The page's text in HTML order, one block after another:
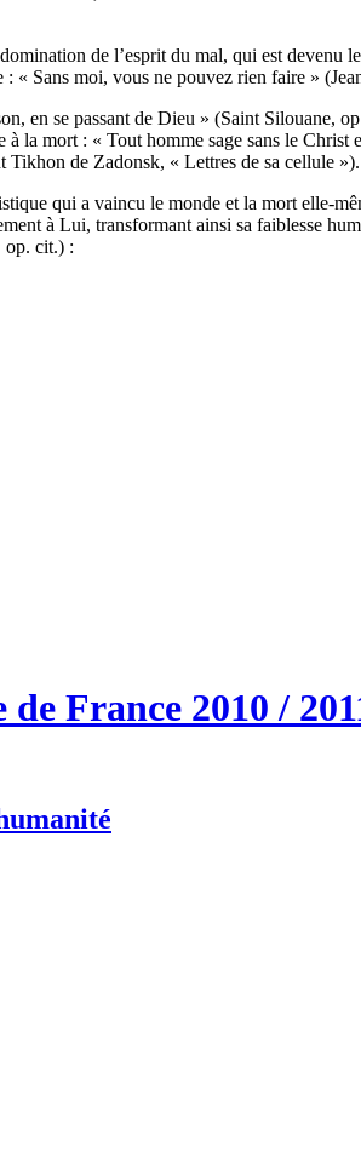
de l’esprit du mal, qui est
« Sans moi, vous ne pouvez rien faire »
en se passant de Dieu » (Saint Silouane,
la mort : « Tout homme sage sans le
Tikhon de Zadonsk, « Lettres de sa cellule »).
qui a vaincu le monde et la mort elle-
à Lui, transformant ainsi sa faiblesse
op. cit.) :
France 2010 /